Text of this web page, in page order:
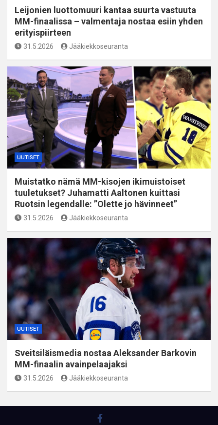
Leijonien luottomuuri kantaa suurta vastuuta
MM-finaalissa – valmentaja nostaa esiin yhden
erityispiirteen
31.5.2026 Jääkiekkoseuranta
UUTISET
Muistatko nämä MM-kisojen ikimuistoiset
tuuletukset? Juhamatti Aaltonen kuittasi
Ruotsin legendalle: ”Olette jo hävinneet”
31.5.2026 Jääkiekkoseuranta
UUTISET
Sveitsiläismedia nostaa Aleksander Barkovin
MM-finaalin avainpelaajaksi
31.5.2026 Jääkiekkoseuranta